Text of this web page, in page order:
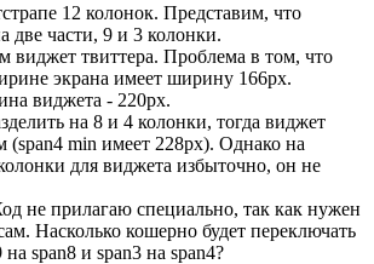
12 колонок. Представим, что
две части, 9 и 3 колонки.
твиттера. Проблема в том, что
экрана имеет ширину 166px.
виджета - 220px.
на 8 и 4 колонки, тогда виджет
(span4 min имеет 228px). Однако на
для виджета избыточно, он не
не прилагаю специально, так как нужен
Насколько кошерно будет переключать
span8 и span3 на span4?